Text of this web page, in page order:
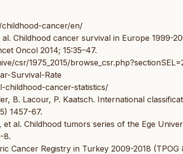
cancer/en/
Childhood cancer survival in Europe 1999-
Oncol 2014; 15:35–47.
csr/1975_2015/
Survival-Rate
childhood-cancer-statistics/
B. Lacour, P. Kaatsch. International
1457-67.
et al. Childhood tumors series of the Ege
8.
Cancer Registry in Turkey 2009-2018